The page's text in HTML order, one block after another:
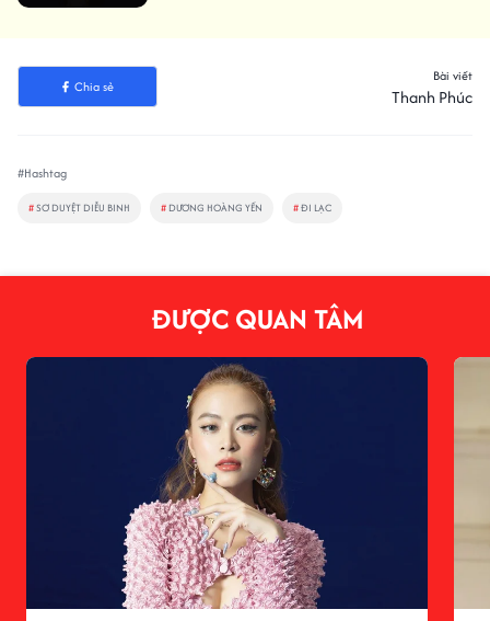
Chia sẻ
Bài viết
Thanh Phúc
#Hashtag
#SƠ DUYỆT DIỄU BINH # DƯƠNG HOÀNG YẾN #ĐI LẠC
ĐƯỢC QUAN TÂM